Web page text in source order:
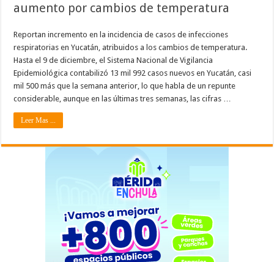
aumento por cambios de temperatura
Reportan incremento en la incidencia de casos de infecciones
respiratorias en Yucatán, atribuidos a los cambios de temperatura.
Hasta el 9 de diciembre, el Sistema Nacional de Vigilancia
Epidemiológica contabilizó 13 mil 992 casos nuevos en Yucatán, casi
mil 500 más que la semana anterior, lo que habla de un repunte
considerable, aunque en las últimas tres semanas, las cifras …
Leer Mas ...